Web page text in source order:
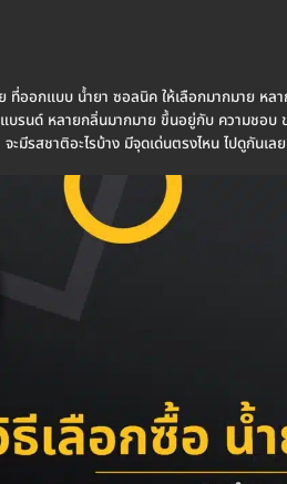
อกแบบ น้ำยา ซอลนิค ให้เลือกมากมาย หล
รนด์ หลายกลิ่นมากมาย ขึ้นอยู่กับ ความชอบ
ะมีรสชาติอะไรบ้าง มีจุดเด่นตรงไหน ไปดูกันเล